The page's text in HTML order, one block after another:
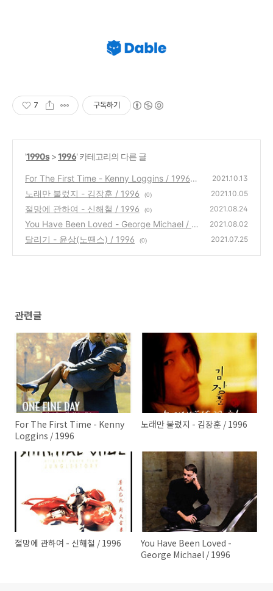
7 구독하기
'1990s>1996' 카테고리의 다른 글
For The First Time - Kenny Loggins / 1996
(0)
2021.10.13
노래만 불렀지 - 김장훈 / 1996 (0) 2021.10.05
절망에 관하여 - 신해철 / 1996 (0) 2021.08.24
You Have Been Loved - George Michael / 1
996
(0)
2021.08.02
달리기 - 윤상(노땐스) / 1996 (0) 2021.07.25
관련글
For The First Time - Kenny
Loggins / 1996
노래만 불렀지 - 김장훈 / 1996
절망에 관하여 - 신해철 / 1996
You Have Been Loved -
George Michael / 1996